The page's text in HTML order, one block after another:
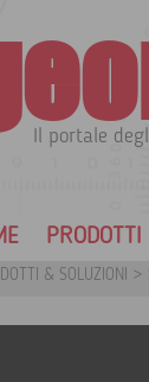
Il portale
PRODOTTI
& SOLUZIONI >